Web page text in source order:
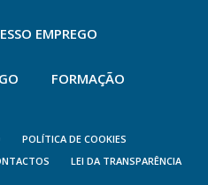
EMPREGO
FORMAÇÃO
POLÍTICA DE COOKIES
LEI DA TRANSPARÊNCIA